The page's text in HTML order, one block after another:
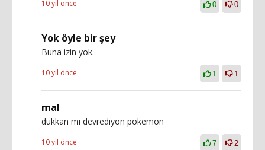
10 yıl önce 0 0
Yok öyle bir şey
Buna izin yok.
10 yıl önce 1 1
mal
dukkan mi devrediyon pokemon
10 yıl önce 7 2